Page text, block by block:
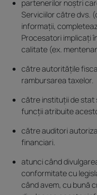
partenerilor noștri
Serviciilor către dvs.
informații,
Procesatori implicați
calitate (ex.
către autoritățile
rambursarea taxelor.
către instituții de stat
funcții atribuite
către auditori
financiari.
atunci când
conformitate cu
când avem, cu bună